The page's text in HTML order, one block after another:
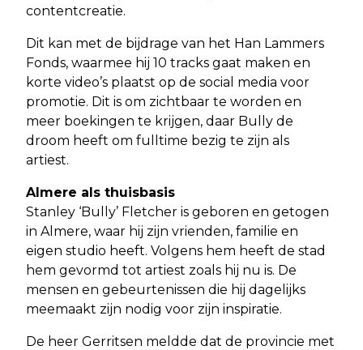
contentcreatie.
Dit kan met de bijdrage van het Han Lammers
Fonds, waarmee hij 10 tracks gaat maken en
korte video’s plaatst op de social media voor
promotie. Dit is om zichtbaar te worden en
meer boekingen te krijgen, daar Bully de
droom heeft om fulltime bezig te zijn als
artiest.
Almere als thuisbasis
Stanley ‘Bully’ Fletcher is geboren en getogen
in Almere, waar hij zijn vrienden, familie en
eigen studio heeft. Volgens hem heeft de stad
hem gevormd tot artiest zoals hij nu is. De
mensen en gebeurtenissen die hij dagelijks
meemaakt zijn nodig voor zijn inspiratie.
De heer Gerritsen meldde dat de provincie met